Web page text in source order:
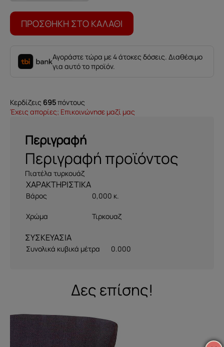
ΠΡΟΣΘΉΚΗ ΣΤΟ ΚΑΛΆΘΙ
Αγοράστε τώρα με 4 άτοκες δόσεις. Διαθέσιμο
για αυτό το προϊόν.
Κερδίζεις 695πόντους
Έχεις απορίες; Επικοινώνησε μαζί μας
Περιγραφή
Περιγραφή προϊόντος
Πιατέλα τυρκουάζ
Βάρος 0,000 κ.
Χρώμα Τιρκουαζ
ΣΥΣΚΕΥΑΣΙΑ
Συνολικά κυβικά μέτρα 0.000
Δες επίσης!